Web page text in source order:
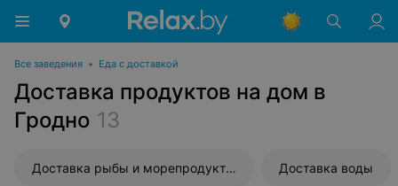
Все заведения • Еда с доставкой
Доставка продуктов на дом в
Гродно 13
Доставка рыбы и морепродуктов Доставка воды